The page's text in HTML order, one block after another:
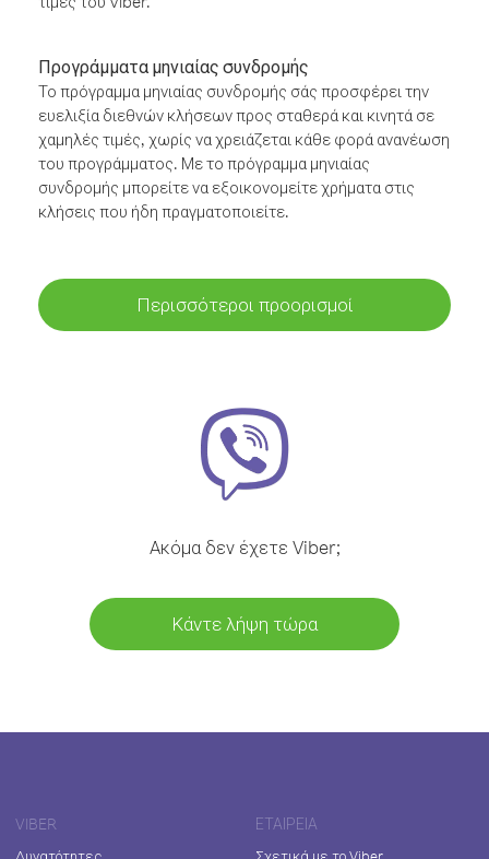
Προγράμματα μηνιαίας συνδρομής
Το πρόγραμμα μηνιαίας συνδρομής σάς προσφέρει την
ευελιξία διεθνών κλήσεων προς σταθερά και κινητά σε
χαμηλές τιμές, χωρίς να χρειάζεται κάθε φορά ανανέωση
του προγράμματος. Με το πρόγραμμα μηνιαίας
συνδρομής μπορείτε να εξοικονομείτε χρήματα στις
κλήσεις που ήδη πραγματοποιείτε.
Περισσότεροι προορισμοί
Ακόμα δεν έχετε Viber;
Κάντε λήψη τώρα
VIBER ΕΤΑΙΡΕΊΑ